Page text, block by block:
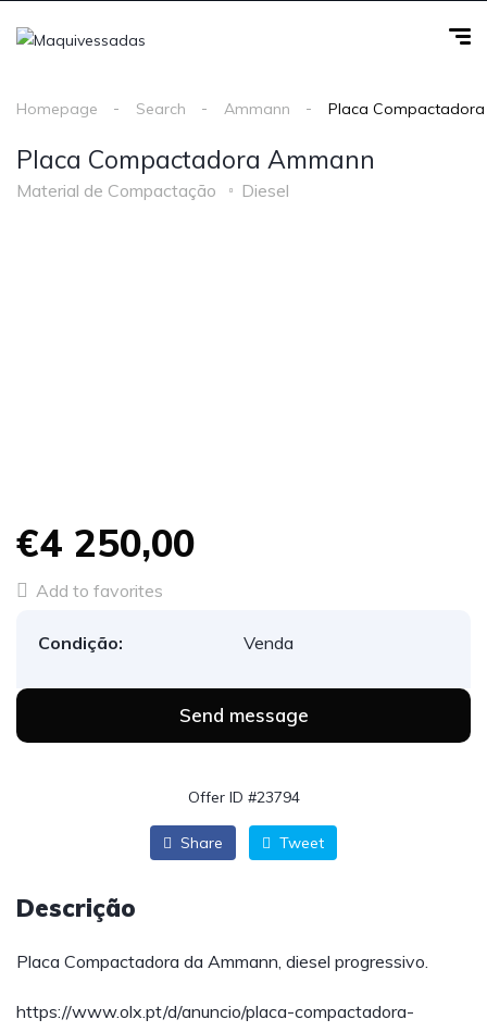
Homepage Search Ammann Placa
Placa Compactadora Ammann
Material de Compactação Diesel
€4 250,00
Add to favorites
Condição: Venda
Send message
Offer ID #23794
Share Tweet
Descrição
Placa Compactadora da Ammann, diesel progressivo.
https://www.olx.pt/d/anuncio/placa-compactadora-